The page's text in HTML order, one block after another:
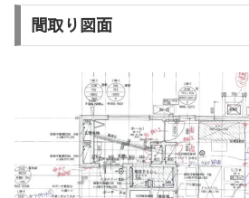
間取り図面